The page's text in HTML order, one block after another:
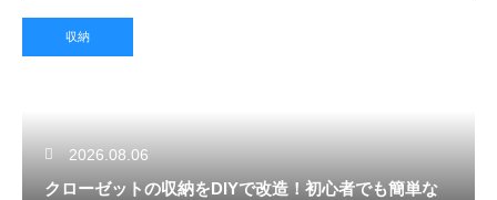
収納
2026.08.06
クローゼットの収納をDIYで改造！初心者でも簡単な